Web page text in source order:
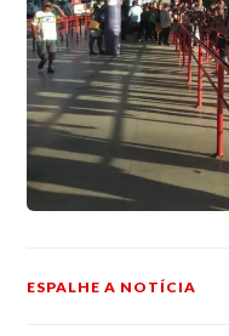
ESPALHE A NOTÍCIA